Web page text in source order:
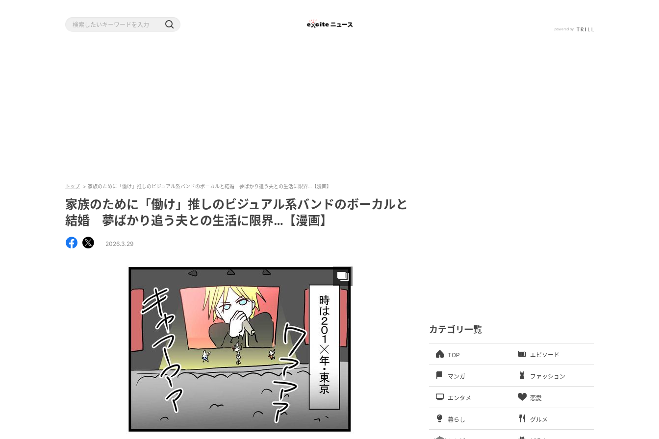
トップ 家族のために「働け」推しのビジュアル系バンドのボーカルと結婚 夢ばかり追う夫との生活に限界…【漫画】
家族のために「働け」推しのビジュアル系バンドのボーカルと
結婚 夢ばかり追う夫との生活に限界…【漫画】
2026.3.29
カテゴリ一覧
TOP エピソード
マンガ ファッション
エンタメ 恋愛
暮らし グルメ